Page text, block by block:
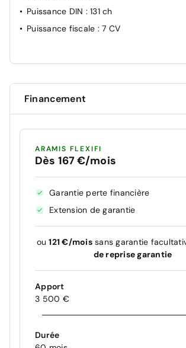
Puissance DIN : 131 ch
Puissance fiscale : 7 CV
Financement
ARAMIS FLEXIFI
Dès 167 €/mois
Garantie perte financière
Extension de garantie
ou121 €/moissans garantie
de reprise garantie
Apport
3 500 €
Durée